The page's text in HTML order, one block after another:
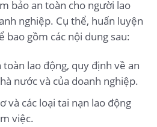
bảo an toàn cho người lao
nghiệp. Cụ thể, huấn luyện
bao gồm các nội dung sau:
lao động, quy định về an
nước và của doanh nghiệp.
và các loại tai nạn lao động
việc.